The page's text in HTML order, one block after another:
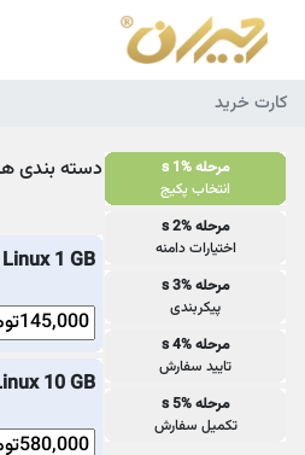
کارت خرید
مرحله %s 1
انتخاب پکیج
مرحله %s 2
اختیارات دامنه
مرحله %s 3
پیکربندی
مرحله %s 4
تایید سفارش
مرحله %s 5
تکمیل سفارش
دسته بندی
1 GB
10 GB